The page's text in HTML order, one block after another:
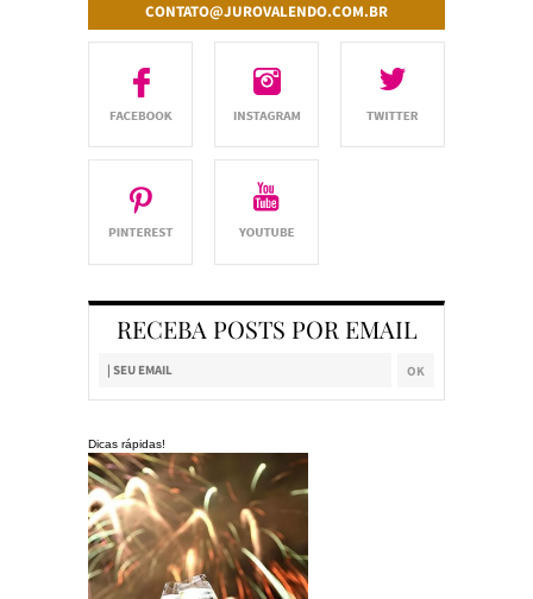
CONTATO@JUROVALENDO.COM.BR
RECEBA POSTS POR EMAIL
Dicas rápidas!